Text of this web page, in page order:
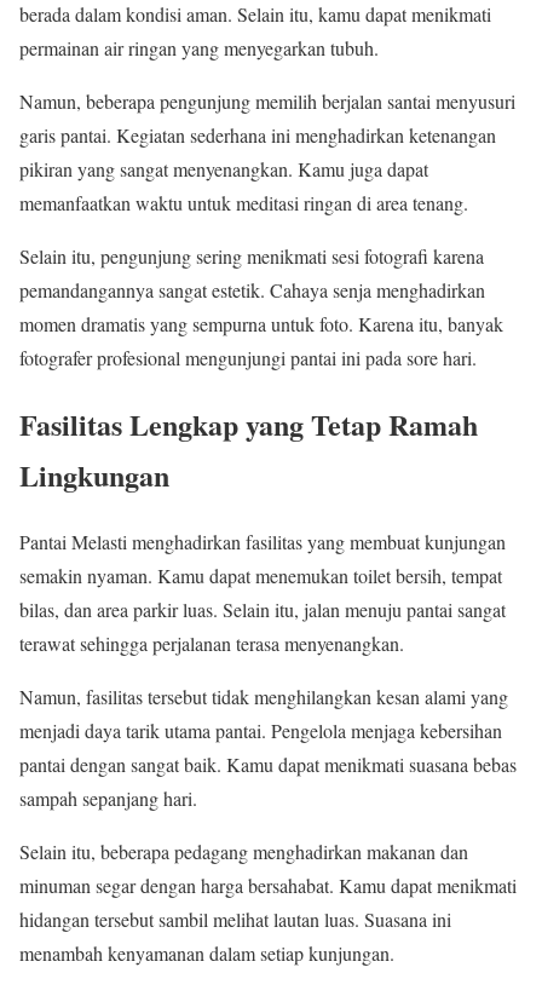
berada dalam kondisi aman. Selain itu, kamu dapat menikmati
permainan air ringan yang menyegarkan tubuh.
Namun, beberapa pengunjung memilih berjalan santai menyusuri
garis pantai. Kegiatan sederhana ini menghadirkan ketenangan
pikiran yang sangat menyenangkan. Kamu juga dapat
memanfaatkan waktu untuk meditasi ringan di area tenang.
Selain itu, pengunjung sering menikmati sesi fotografi karena
pemandangannya sangat estetik. Cahaya senja menghadirkan
momen dramatis yang sempurna untuk foto. Karena itu, banyak
fotografer profesional mengunjungi pantai ini pada sore hari.
Fasilitas Lengkap yang Tetap Ramah
Lingkungan
Pantai Melasti menghadirkan fasilitas yang membuat kunjungan
semakin nyaman. Kamu dapat menemukan toilet bersih, tempat
bilas, dan area parkir luas. Selain itu, jalan menuju pantai sangat
terawat sehingga perjalanan terasa menyenangkan.
Namun, fasilitas tersebut tidak menghilangkan kesan alami yang
menjadi daya tarik utama pantai. Pengelola menjaga kebersihan
pantai dengan sangat baik. Kamu dapat menikmati suasana bebas
sampah sepanjang hari.
Selain itu, beberapa pedagang menghadirkan makanan dan
minuman segar dengan harga bersahabat. Kamu dapat menikmati
hidangan tersebut sambil melihat lautan luas. Suasana ini
menambah kenyamanan dalam setiap kunjungan.